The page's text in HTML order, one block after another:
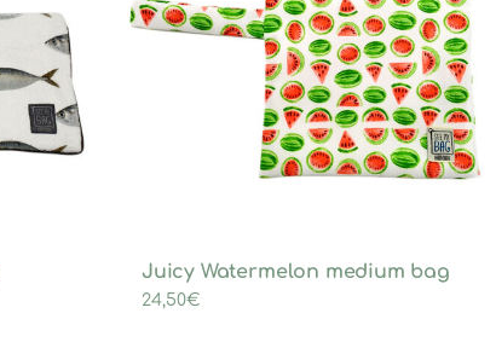
Juicy Watermelon medium bag
24,50€